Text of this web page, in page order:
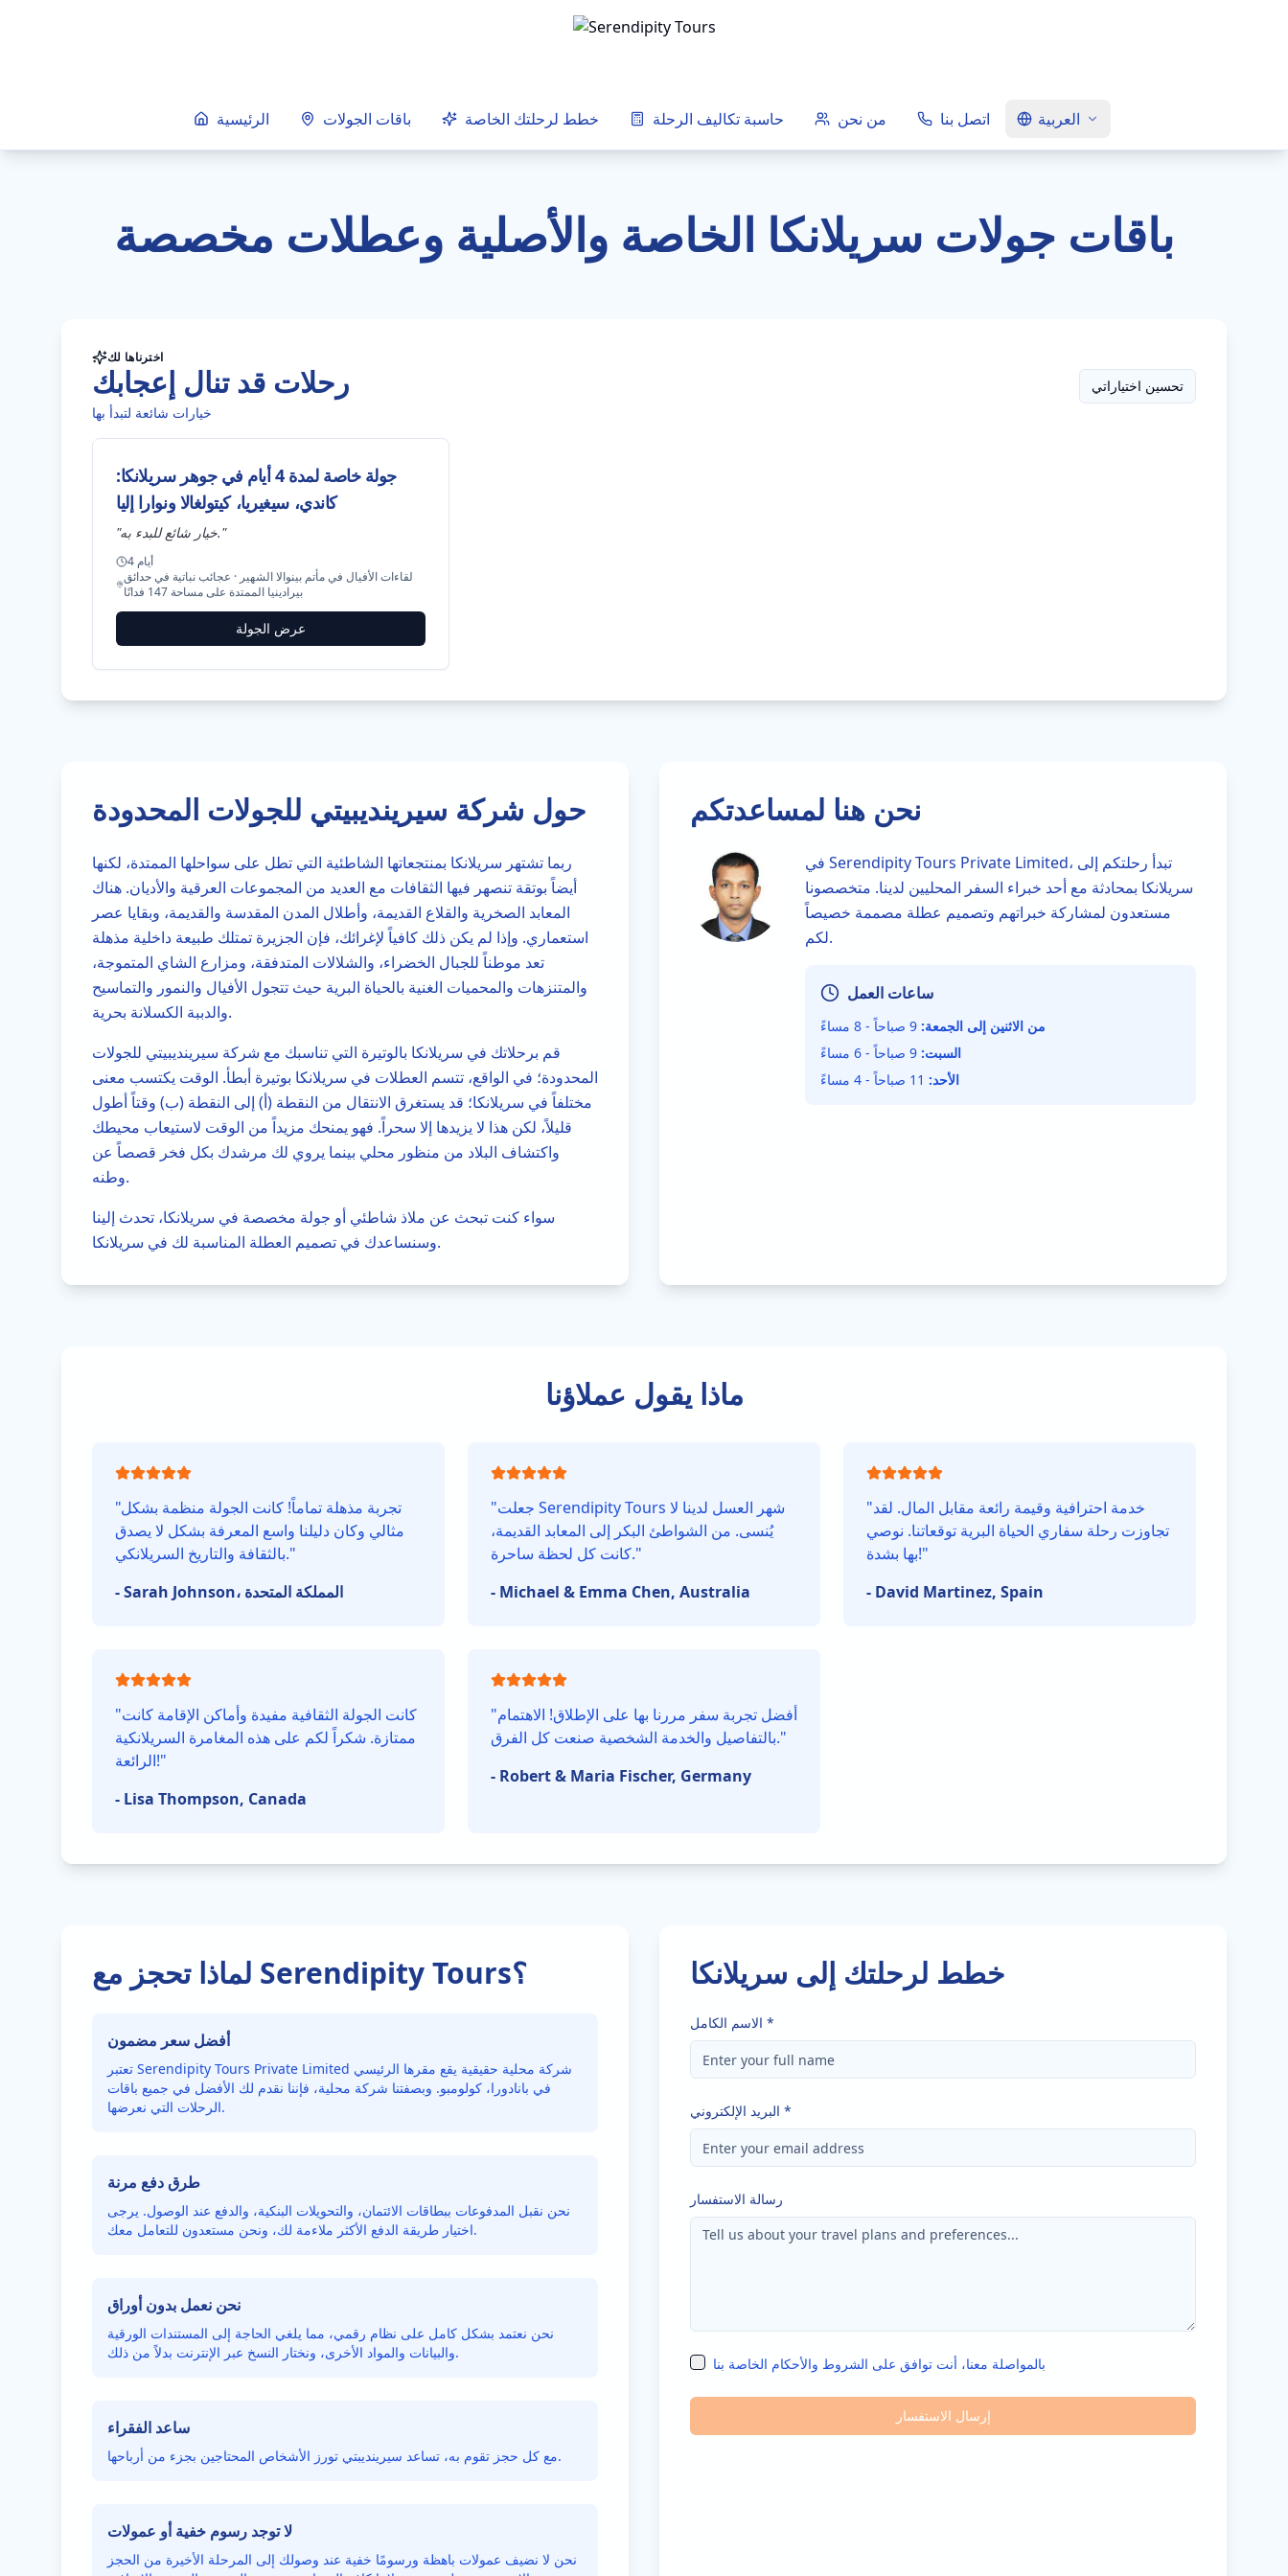
الرئيسية باقات الجولات خطط لرحلتك الخاصة حاسبة تكاليف الرحلة من نحن اتصل بنا العربية
باقات جولات سريلانكا الخاصة والأصلية وعطلات مخصصة
اخترناها لك
رحلات قد تنال إعجابك
خيارات شائعة لتبدأ بها
تحسين اختياراتي
جولة خاصة لمدة 4 أيام في جوهر سريلانكا:
كاندي، سيغيريا، كيتولغالا ونوارا إليا
" خيار شائع للبدء به."
4 أيام
لقاءات الأفيال في مأتم بينوالا الشهير · عجائب نباتية في حدائق
بيرادينيا الممتدة على مساحة 147 فدانًا
عرض الجولة
حول شركة سيرينديبيتي للجولات المحدودة
ربما تشتهر سريلانكا بمنتجعاتها الشاطئية التي تطل على سواحلها الممتدة، لكنها
أيضاً بوتقة تنصهر فيها الثقافات مع العديد من المجموعات العرقية والأديان. هناك
المعابد الصخرية والقلاع القديمة، وأطلال المدن المقدسة والقديمة، وبقايا عصر
استعماري. وإذا لم يكن ذلك كافياً لإغرائك، فإن الجزيرة تمتلك طبيعة داخلية مذهلة
تعد موطناً للجبال الخضراء، والشلالات المتدفقة، ومزارع الشاي المتموجة،
والمتنزهات والمحميات الغنية بالحياة البرية حيث تتجول الأفيال والنمور والتماسيح
والدببة الكسلانة بحرية.
قم برحلاتك في سريلانكا بالوتيرة التي تناسبك مع شركة سيرينديبيتي للجولات
المحدودة؛ في الواقع، تتسم العطلات في سريلانكا بوتيرة أبطأ. الوقت يكتسب معنى
مختلفاً في سريلانكا؛ قد يستغرق الانتقال من النقطة (أ) إلى النقطة (ب) وقتاً أطول
قليلاً، لكن هذا لا يزيدها إلا سحراً. فهو يمنحك مزيداً من الوقت لاستيعاب محيطك
واكتشاف البلاد من منظور محلي بينما يروي لك مرشدك بكل فخر قصصاً عن
وطنه.
سواء كنت تبحث عن ملاذ شاطئي أو جولة مخصصة في سريلانكا، تحدث إلينا
وسنساعدك في تصميم العطلة المناسبة لك في سريلانكا.
نحن هنا لمساعدتكم
في Serendipity Tours Private Limited، تبدأ رحلتكم إلى
سريلانكا بمحادثة مع أحد خبراء السفر المحليين لدينا. متخصصونا
مستعدون لمشاركة خبراتهم وتصميم عطلة مصممة خصيصاً
لكم.
ساعات العمل
من الاثنين إلى الجمعة: 9 صباحاً - 8 مساءً
السبت: 9 صباحاً - 6 مساءً
الأحد: 11 صباحاً - 4 مساءً
ماذا يقول عملاؤنا
"تجربة مذهلة تماماً! كانت الجولة منظمة بشكل
مثالي وكان دليلنا واسع المعرفة بشكل لا يصدق
بالثقافة والتاريخ السريلانكي."
-
Sarah Johnson، المملكة المتحدة
"جعلت Serendipity Tours شهر العسل لدينا لا
يُنسى. من الشواطئ البكر إلى المعابد القديمة،
كانت كل لحظة ساحرة."
- Michael & Emma Chen, Australia
"خدمة احترافية وقيمة رائعة مقابل المال. لقد
تجاوزت رحلة سفاري الحياة البرية توقعاتنا. نوصي
بها بشدة!"
- David Martinez, Spain
"كانت الجولة الثقافية مفيدة وأماكن الإقامة كانت
ممتازة. شكراً لكم على هذه المغامرة السريلانكية
الرائعة!"
- Lisa Thompson, Canada
"أفضل تجربة سفر مررنا بها على الإطلاق! الاهتمام
بالتفاصيل والخدمة الشخصية صنعت كل الفرق."
- Robert & Maria Fischer, Germany
لماذا تحجز مع Serendipity Tours؟
أفضل سعر مضمون
تعتبر Serendipity Tours Private Limited شركة محلية حقيقية يقع مقرها الرئيسي
في بانادورا، كولومبو. وبصفتنا شركة محلية، فإننا نقدم لك الأفضل في جميع باقات
الرحلات التي نعرضها.
طرق دفع مرنة
نحن نقبل المدفوعات ببطاقات الائتمان، والتحويلات البنكية، والدفع عند الوصول. يرجى
اختيار طريقة الدفع الأكثر ملاءمة لك، ونحن مستعدون للتعامل معك.
نحن نعمل بدون أوراق
نحن نعتمد بشكل كامل على نظام رقمي، مما يلغي الحاجة إلى المستندات الورقية
والبيانات والمواد الأخرى، ونختار النسخ عبر الإنترنت بدلاً من ذلك.
ساعد الفقراء
مع كل حجز تقوم به، تساعد سيرينديبتي تورز الأشخاص المحتاجين بجزء من أرباحها.
لا توجد رسوم خفية أو عمولات
نحن لا نضيف عمولات باهظة ورسومًا خفية عند وصولك إلى المرحلة الأخيرة من الحجز
خطط لرحلتك إلى سريلانكا
الاسم الكامل *
البريد الإلكتروني *
رسالة الاستفسار
بالمواصلة معنا، أنت توافق على الشروط والأحكام الخاصة بنا
إرسال الاستفسار